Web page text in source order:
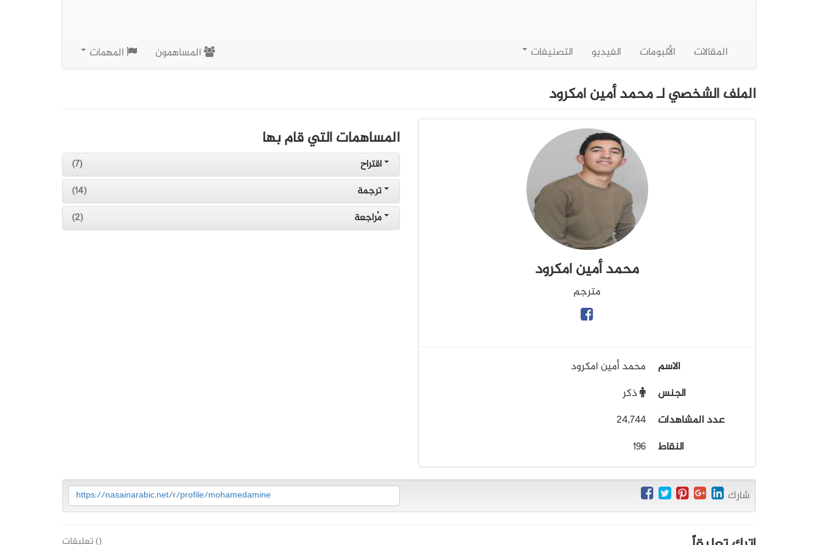
المقالات الألبومات الفيديو التصنيفات المساهمون المهمات
الملف الشخصي لـ محمد أمين امكرود
محمد أمين امكرود
مترجم
الاسم
محمد أمين امكرود
الجنس
ذكر
عدد المشاهدات
24,744
النقاط
196
المساهمات التي قام بها
اقتراح
(7)
ترجمة
(14)
مُراجعة
(2)
شارك https://nasainarabic.net/r/profile/mohamedamine
() تعليقات